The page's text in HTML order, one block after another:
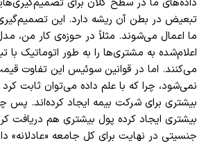
تبعیض در بطن آن ریشه دارد. این
ما اعمال می‌شوند. مثلاً در حوزه‌ی کار من،
اعلام‌شده به مشتری‌ها را به طور اتوماتیک
می‌کنند. اما در قوانین سوئیس این تفاوت
نمی‌شود، چرا که با علم داده می‌توان ثابت
بیشتری برای شرکت بیمه ایجاد کرده‌اند.
بیشتری ایجاد کرده پول بیشتری هم دریافت
جنسیتی در نهایت برای کل جامعه «عادلانه»